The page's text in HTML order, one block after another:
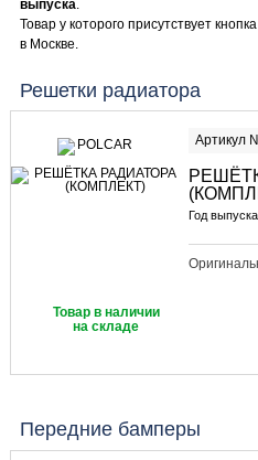
выпуска.
Товар у которого присутствует
в Москве.
Решетки радиатора
Артикул
Год
Товар в наличии
на складе
Передние бамперы